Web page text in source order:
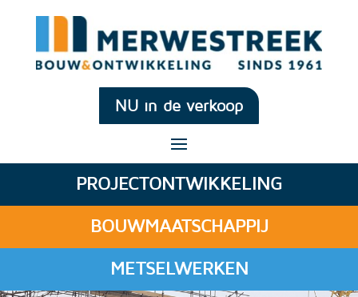
NU in de verkoop
PROJECTONTWIKKELING
BOUWMAATSCHAPPIJ
METSELWERKEN